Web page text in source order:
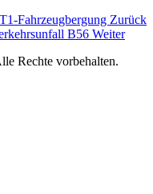
Fahrzeugbergung Zurück
B56 Weiter
Rechte vorbehalten.